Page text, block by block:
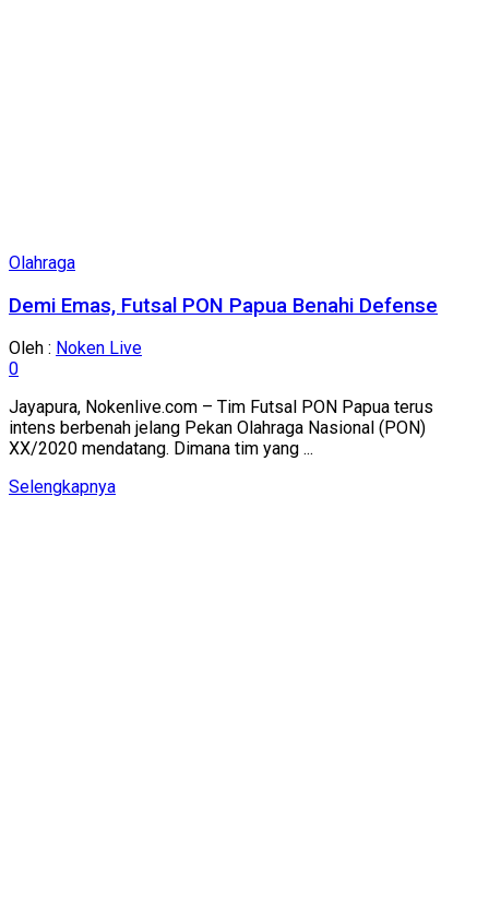
Olahraga
Demi Emas, Futsal PON Papua Benahi Defense
Oleh : Noken Live
0
Jayapura, Nokenlive.com – Tim Futsal PON Papua terus
intens berbenah jelang Pekan Olahraga Nasional (PON)
XX/2020 mendatang. Dimana tim yang ...
SelengkapnyaDetails